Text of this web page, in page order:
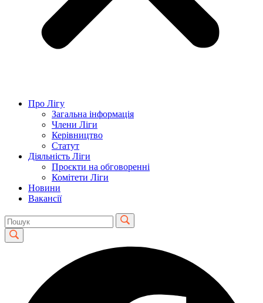
Про Лігу
Загальна інформація
Члени Ліги
Керівництво
Статут
Діяльність Ліги
Проєкти на обговоренні
Комітети Ліги
Новини
Вакансії